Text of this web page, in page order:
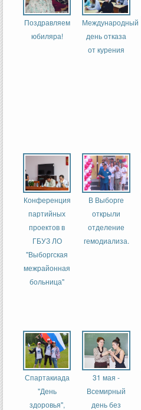
Поздравляем
юбиляра!
Международный
день отказа
от курения
Конференция
партийных
проектов в
ГБУЗ ЛО
"Выборгская
межрайонная
больница"
В Выборге
открыли
отделение
гемодиализа.
Спартакиада
"День
здоровья",
31 мая -
Всемирный
день без